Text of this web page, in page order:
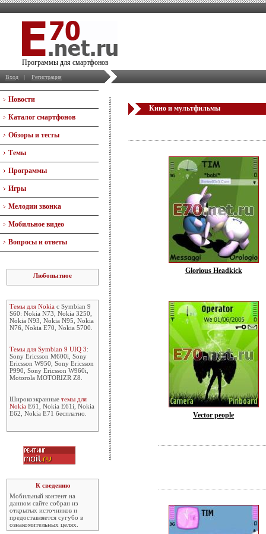
Программы для смартфонов
Вход | Регистрация
Новости
Каталог смартфонов
Обзоры и тесты
Темы
Программы
Игры
Мелодии звонка
Мобильное видео
Вопросы и ответы
Любопытное
Темы для Nokia с Symbian 9
S60: Nokia N73, Nokia 3250,
Nokia N93, Nokia N95, Nokia
N76, Nokia E70, Nokia 5700.
Темы для Symbian 9 UIQ 3:
Sony Ericsson M600i, Sony
Ericsson W950, Sony Ericsson
P990, Sony Ericsson W960i,
Motorola MOTORIZR Z8.
Широкоэкранные темы для
Nokia E61, Nokia E61i, Nokia
E62, Nokia E71 бесплатно.
К сведению
Мобильный контент на
данном сайте собран из
открытых источников и
предоставляется сугубо в
ознакомительных целях.
Кино и мультфильмы
Glorious Headkick
Vector people